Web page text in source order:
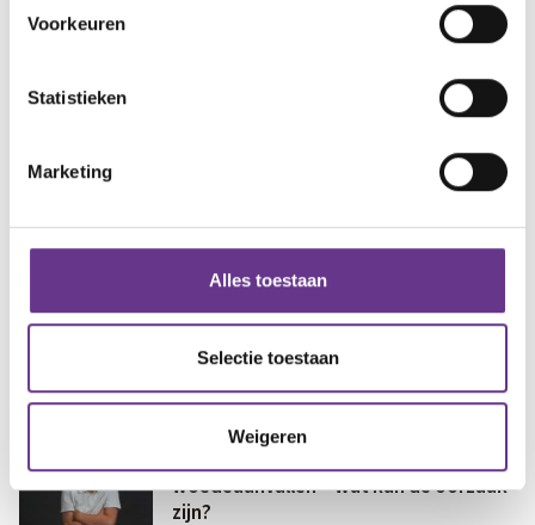
Voorkeuren
Statistieken
Marketing
Alles toestaan
Selectie toestaan
Weigeren
jezelf
Medisch
Interview met Aaltje van Zweden,
oprichter van Stichting Papageno.
woedeaanvallen – wat kan de oorzaak
zijn?